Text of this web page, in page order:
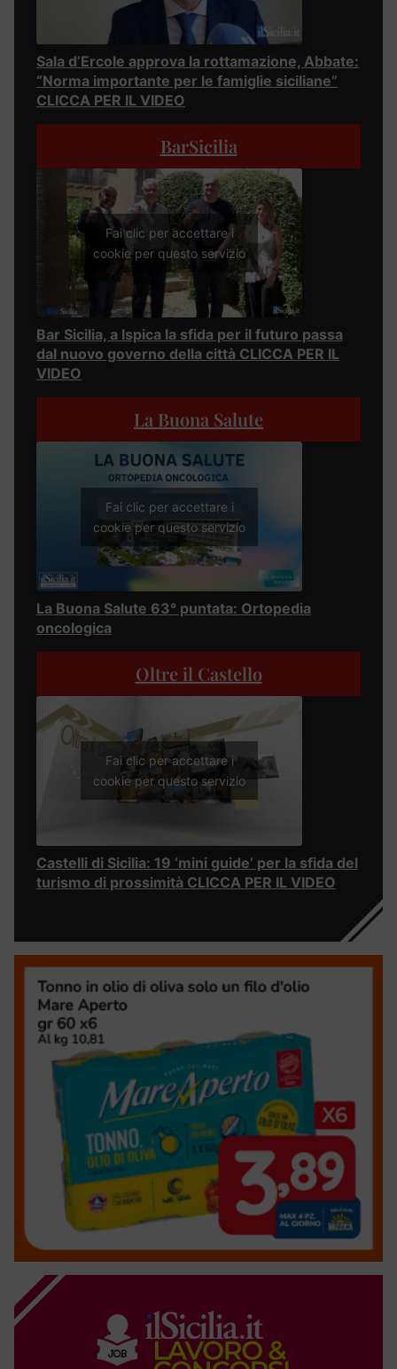
Sala d’Ercole approva la rottamazione, Abbate:
“Norma importante per le famiglie siciliane”
CLICCA PER IL VIDEO
BarSicilia
Fai clic per accettare i
cookie per questo servizio
Bar Sicilia, a Ispica la sfida per il futuro passa
dal nuovo governo della città CLICCA PER IL
VIDEO
La Buona Salute
Fai clic per accettare i
cookie per questo servizio
La Buona Salute 63° puntata: Ortopedia
oncologica
Oltre il Castello
Fai clic per accettare i
cookie per questo servizio
Castelli di Sicilia: 19 ‘mini guide’ per la sfida del
turismo di prossimità CLICCA PER IL VIDEO